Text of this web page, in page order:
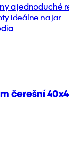
a jednoduché
ideálne na jar
čerešní